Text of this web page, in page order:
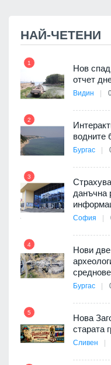
НАЙ-ЧЕТЕНИ
1
Нов
отчет
Видин
2
водните
Бургас
3
данъчна
София
4
Нови две
Бургас
5
Нова
старата
Сливен